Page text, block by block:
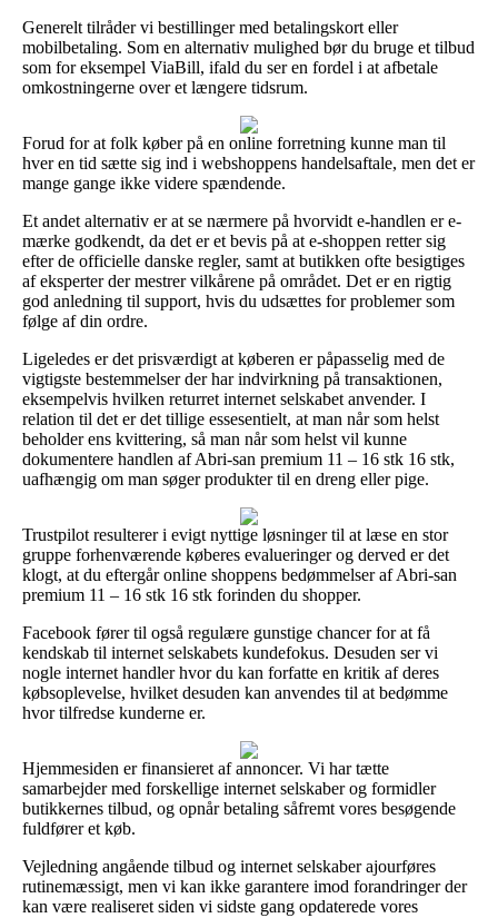
Generelt tilråder vi bestillinger med betalingskort eller
mobilbetaling. Som en alternativ mulighed bør du bruge et tilbud
som for eksempel ViaBill, ifald du ser en fordel i at afbetale
omkostningerne over et længere tidsrum.
Forud for at folk køber på en online forretning kunne man til
hver en tid sætte sig ind i webshoppens handelsaftale, men det er
mange gange ikke videre spændende.
Et andet alternativ er at se nærmere på hvorvidt e-handlen er e-
mærke godkendt, da det er et bevis på at e-shoppen retter sig
efter de officielle danske regler, samt at butikken ofte besigtiges
af eksperter der mestrer vilkårene på området. Det er en rigtig
god anledning til support, hvis du udsættes for problemer som
følge af din ordre.
Ligeledes er det prisværdigt at køberen er påpasselig med de
vigtigste bestemmelser der har indvirkning på transaktionen,
eksempelvis hvilken returret internet selskabet anvender. I
relation til det er det tillige essesentielt, at man når som helst
beholder ens kvittering, så man når som helst vil kunne
dokumentere handlen af Abri-san premium 11 – 16 stk 16 stk,
uafhængig om man søger produkter til en dreng eller pige.
Trustpilot resulterer i evigt nyttige løsninger til at læse en stor
gruppe forhenværende køberes evalueringer og derved er det
klogt, at du eftergår online shoppens bedømmelser af Abri-san
premium 11 – 16 stk 16 stk forinden du shopper.
Facebook fører til også regulære gunstige chancer for at få
kendskab til internet selskabets kundefokus. Desuden ser vi
nogle internet handler hvor du kan forfatte en kritik af deres
købsoplevelse, hvilket desuden kan anvendes til at bedømme
hvor tilfredse kunderne er.
Hjemmesiden er finansieret af annoncer. Vi har tætte
samarbejder med forskellige internet selskaber og formidler
butikkernes tilbud, og opnår betaling såfremt vores besøgende
fuldfører et køb.
Vejledning angående tilbud og internet selskaber ajourføres
rutinemæssigt, men vi kan ikke garantere imod forandringer der
kan være realiseret siden vi sidste gang opdaterede vores